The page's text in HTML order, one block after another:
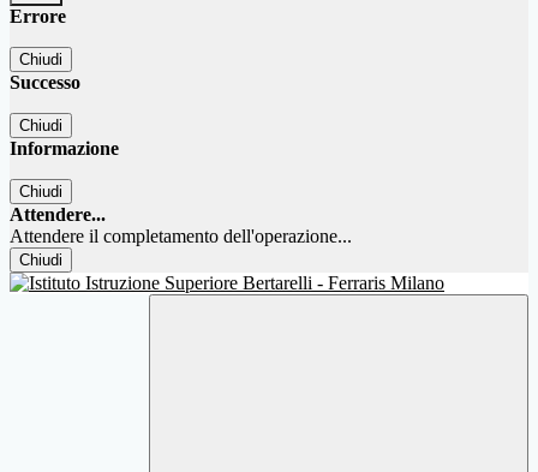
Errore
Chiudi
Successo
Chiudi
Informazione
Chiudi
Attendere...
Attendere il completamento dell'operazione...
Chiudi